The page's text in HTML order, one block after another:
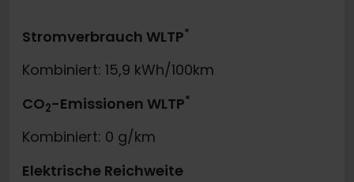
Stromverbrauch WLTP*
Kombiniert: 15,9 kWh/100km
CO2-Emissionen WLTP*
Kombiniert: 0 g/km
Elektrische Reichweite